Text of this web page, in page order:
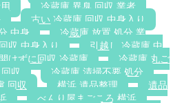
冷蔵庫 異臭 回収 業者
古い 冷蔵庫 回収 中身入り
中身
冷蔵庫 放置 処分 業
収 中身入り
引越し 冷蔵庫 中
けずに回収 冷蔵庫
冷蔵庫 丸ご
収
冷蔵庫 清掃不要 処分
回収
横浜 遺品整理
遺品
べんり屋まごころ 横浜